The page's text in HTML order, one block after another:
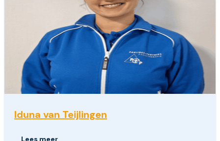
Iduna van Teijlingen
Lees meer